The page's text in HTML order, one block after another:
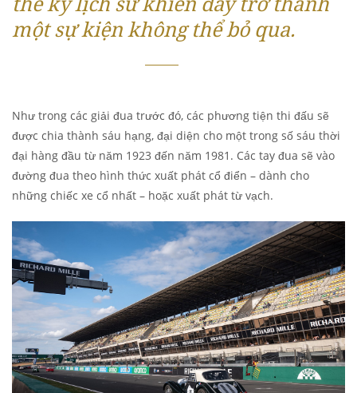
một sự kiện không thể bỏ qua.
Như trong các giải đua trước đó, các phương tiện thi đấu sẽ
được chia thành sáu hạng, đại diện cho một trong số sáu thời
đại hàng đầu từ năm 1923 đến năm 1981. Các tay đua sẽ vào
đường đua theo hình thức xuất phát cổ điển – dành cho
những chiếc xe cổ nhất – hoặc xuất phát từ vạch.